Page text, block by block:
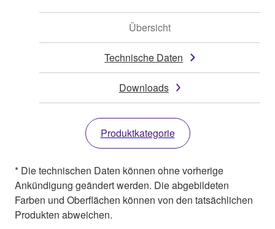
Übersicht
Technische Daten
Downloads
Produktkategorie
* Die technischen Daten können ohne vorherige
Ankündigung geändert werden. Die abgebildeten
Farben und Oberflächen können von den tatsächlichen
Produkten abweichen.